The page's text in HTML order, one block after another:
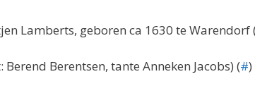
Lamberts, geboren ca 1630 te Warendorf
Berentsen, tante Anneken Jacobs) (#